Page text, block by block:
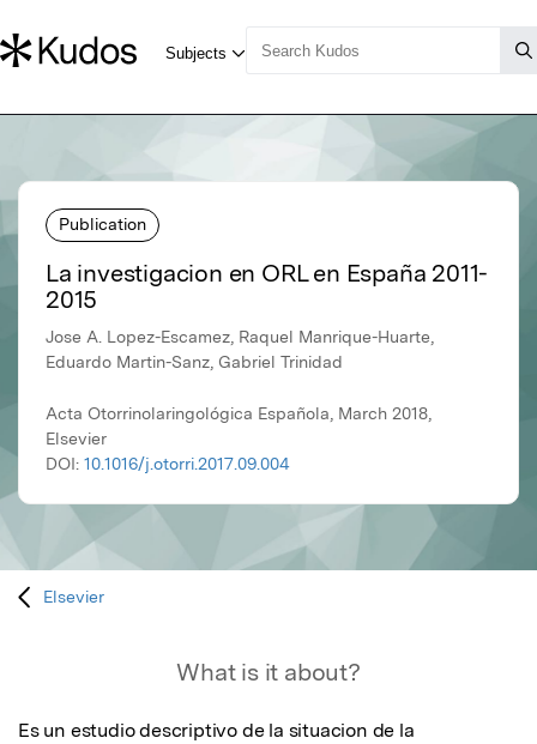
Publication
La investigacion en ORL en España 2011-
2015
Jose A. Lopez-Escamez, Raquel Manrique-Huarte,
Eduardo Martin-Sanz, Gabriel Trinidad
Acta Otorrinolaringológica Española, March 2018,
Elsevier
DOI: 10.1016/j.otorri.2017.09.004
Elsevier
What is it about?
Es un estudio descriptivo de la situacion de la